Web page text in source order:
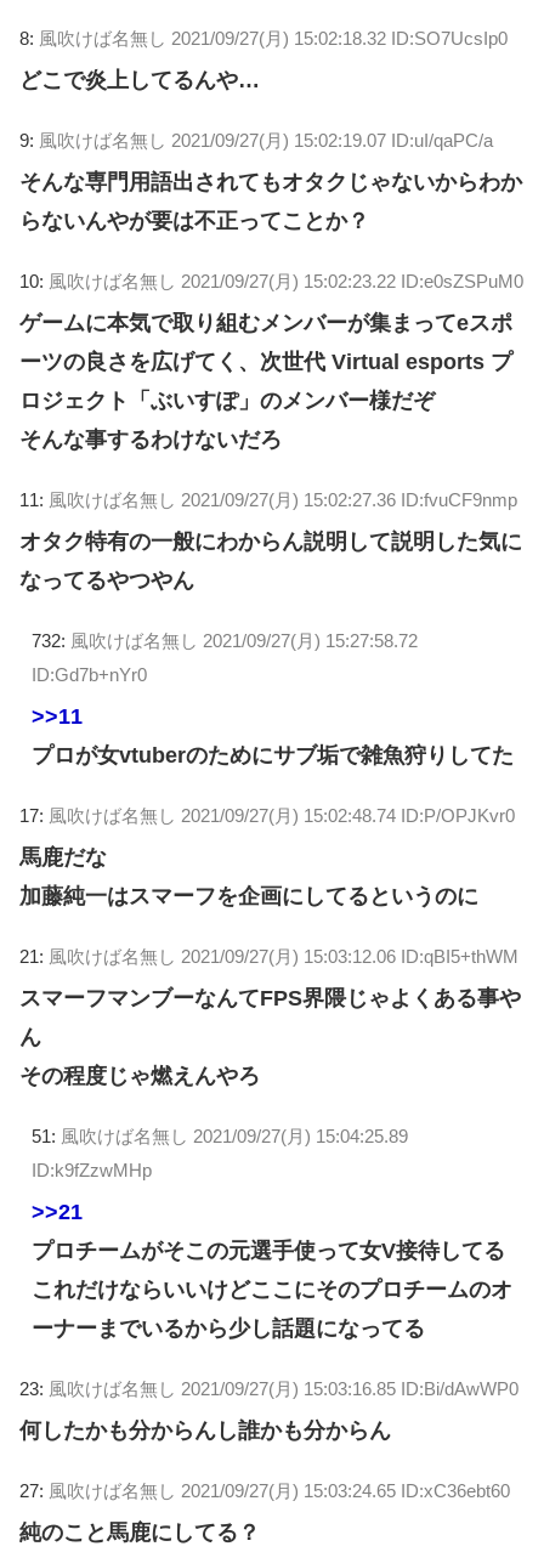
8: 風吹けば名無し 2021/09/27(月) 15:02:18.32 ID:SO7UcsIp0
どこで炎上してるんや…
9: 風吹けば名無し 2021/09/27(月) 15:02:19.07 ID:uI/qaPC/a
そんな専門用語出されてもオタクじゃないからわか
らないんやが要は不正ってことか？
10: 風吹けば名無し 2021/09/27(月) 15:02:23.22 ID:e0sZSPuM0
ゲームに本気で取り組むメンバーが集まってeスポ
ーツの良さを広げてく、次世代 Virtual esports プ
ロジェクト「ぶいすぽ」のメンバー様だぞ
そんな事するわけないだろ
11: 風吹けば名無し 2021/09/27(月) 15:02:27.36 ID:fvuCF9nmp
オタク特有の一般にわからん説明して説明した気に
なってるやつやん
732: 風吹けば名無し 2021/09/27(月) 15:27:58.72
ID:Gd7b+nYr0
>>11
プロが女vtuberのためにサブ垢で雑魚狩りしてた
17: 風吹けば名無し 2021/09/27(月) 15:02:48.74 ID:P/OPJKvr0
馬鹿だな
加藤純一はスマーフを企画にしてるというのに
21: 風吹けば名無し 2021/09/27(月) 15:03:12.06 ID:qBI5+thWM
スマーフマンブーなんてFPS界隈じゃよくある事や
ん
その程度じゃ燃えんやろ
51: 風吹けば名無し 2021/09/27(月) 15:04:25.89
ID:k9fZzwMHp
>>21
プロチームがそこの元選手使って女V接待してる
これだけならいいけどここにそのプロチームのオ
ーナーまでいるから少し話題になってる
23: 風吹けば名無し 2021/09/27(月) 15:03:16.85 ID:Bi/dAwWP0
何したかも分からんし誰かも分からん
27: 風吹けば名無し 2021/09/27(月) 15:03:24.65 ID:xC36ebt60
純のこと馬鹿にしてる？